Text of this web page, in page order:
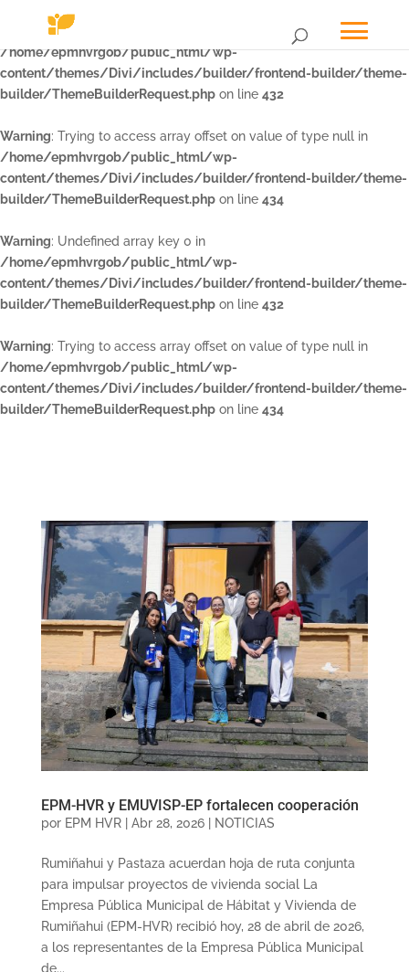
Warning: Undefined array key 0 in
/home/epmhvrgob/public_html/wp-
content/themes/Divi/includes/builder/frontend-builder/theme-
builder/ThemeBuilderRequest.php on line 432
Warning: Trying to access array offset on value of type null in
/home/epmhvrgob/public_html/wp-
content/themes/Divi/includes/builder/frontend-builder/theme-
builder/ThemeBuilderRequest.php on line 434
Warning: Undefined array key 0 in
/home/epmhvrgob/public_html/wp-
content/themes/Divi/includes/builder/frontend-builder/theme-
builder/ThemeBuilderRequest.php on line 432
Warning: Trying to access array offset on value of type null in
/home/epmhvrgob/public_html/wp-
content/themes/Divi/includes/builder/frontend-builder/theme-
builder/ThemeBuilderRequest.php on line 434
EPM-HVR y EMUVISP-EP fortalecen cooperación
por EPM HVR| Abr 28, 2026| NOTICIAS
Rumiñahui y Pastaza acuerdan hoja de ruta conjunta
para impulsar proyectos de vivienda social La
Empresa Pública Municipal de Hábitat y Vivienda de
Rumiñahui (EPM-HVR) recibió hoy, 28 de abril de 2026,
a los representantes de la Empresa Pública Municipal
de...